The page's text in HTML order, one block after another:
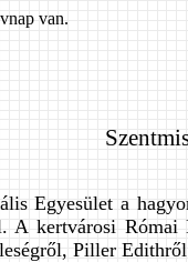
van.
Egyesület a
A kertvárosi
Piller